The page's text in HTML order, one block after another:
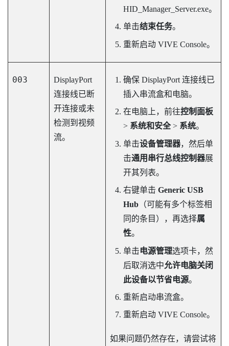
HID_Manager_Server.exe。
单击结束任务。
重新启动 VIVE Console。
003
DisplayPort
连接线已断
开连接或未
检测到视频
流。
确保 DisplayPort连接线已
插入串流盒和电脑。
在电脑上，前往控制面板
> 系统和安全> 系统。
单击设备管理器，然后单
击通用串行总线控制器展
开其列表。
右键单击 Generic USB
Hub（可能有多个标签相
同的条目），再选择属
性。
单击电源管理选项卡，然
后取消选中允许电脑关闭
此设备以节省电源。
重新启动串流盒。
重新启动 VIVE Console。
如果问题仍然存在，请尝试将